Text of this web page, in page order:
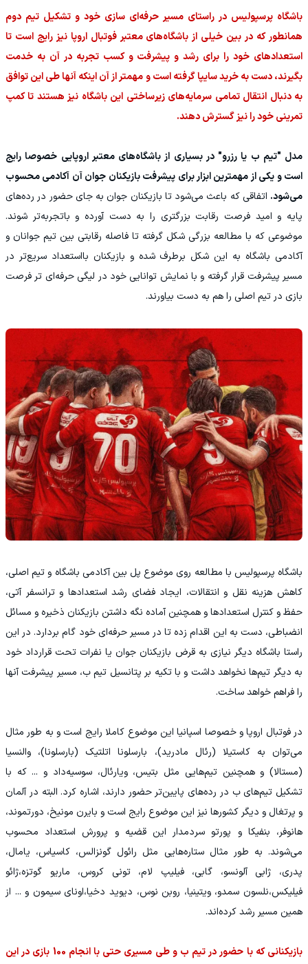
باشگاه پرسپولیس در راستای مسیر حرفه‌ای سازی خود و تشکیل تیم دوم
همانطور که در بین خیلی از باشگاه‌های معتبر فوتبال اروپا نیز رایج است تا
استعدادهای‌ خود را برای رشد و پیشرفت و کسب تجربه در آن به خدمت
بگیرند، دست به خرید سایپا گرفته است و مهمتر از آن اینکه آنها طی این توافق
به دنبال انتقال تمامی سرمایه‌های زیرساختی این باشگاه نیز هستند تا کمپ
تمرینی خود را نیز گسترش دهند.
مدل "تیم ب یا رزرو" در بسیاری از باشگاه‌های معتبر اروپایی خصوصا رایج
است و یکی از مهمترین ابزار برای پیشرفت بازیکنان جوان آن آکادمی محسوب
می‌شود. اتفاقی که باعث می‌شود تا بازیکنان جوان به جای حضور در رده‌های
پایه و امید فرصت رقابت بزرگتری را به دست آورده و باتجربه‌تر شوند.
موضوعی که با مطالعه بزرگی شکل گرفته تا فاصله رقابتی بین تیم جوانان و
آکادمی باشگاه به این شکل برطرف شده و بازیکنان بااستعداد سریع‌تر در
مسیر پیشرفت قرار گرفته و با نمایش توانایی خود در لیگی حرفه‌ای تر فرصت
بازی در تیم اصلی را هم به دست بیاورند.
باشگاه پرسپولیس با مطالعه روی موضوع پل بین آکادمی باشگاه و تیم اصلی،
کاهش هزینه نقل و انتقالات، ایجاد فضای رشد استعدادها و ترانسفر آتی،
حفظ و کنترل استعدادها و همچنین آماده نگه داشتن بازیکنان ذخیره و مسائل
انضباطی، دست به این اقدام زده تا در مسیر حرفه‌ای خود گام بردارد. در این
راستا باشگاه دیگر نیازی به قرض بازیکنان جوان یا نفرات تحت قرارداد خود
به دیگر تیم‌ها نخواهد داشت و با تکیه بر پتانسیل تیم ب، مسیر پیشرفت آنها
را فراهم خواهد ساخت.
در فوتبال اروپا و خصوصا اسپانیا این موضوع کاملا رایج است و به طور مثال
می‌توان به کاستیلا (رئال مادرید)، بارسلونا اتلتیک (بارسلونا)، والنسیا
(مستالا) و همچنین تیم‌هایی مثل بتیس، ویارئال، سوسیه‌داد و ... که با
تشکیل تیم‌های ب در رده‌های پایین‌تر حضور دارند، اشاره کرد. البته در آلمان
و پرتغال و دیگر کشورها نیز این موضوع رایج است و بایرن مونیخ، دورتموند،
هانوفر، بنفیکا و پورتو سردمدار این قضیه و پرورش استعداد محسوب
می‌شوند. به طور مثال ستاره‌هایی مثل رائول گونزالس، کاسیاس، یامال،
پدری، ژابی آلونسو، گابی، فیلیپ لام، تونی کروس، ماریو گوتزه،ژائو
فیلیکس،نلسون سمدو، ویتینیا، روبن نوس، دیوید دخیا،اونای سیمون و ... از
همین مسیر رشد کرده‎‌اند.
بازیکنانی که با حضور در تیم ب و طی مسیری حتی با انجام 100 بازی در این